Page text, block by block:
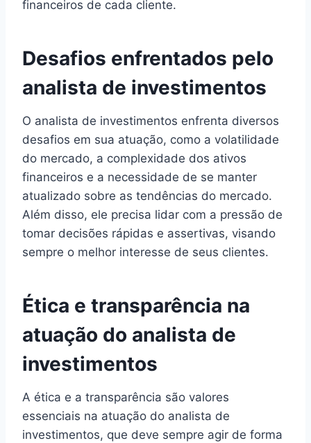
financeiros de cada cliente.
Desafios enfrentados pelo
analista de investimentos
O analista de investimentos enfrenta diversos
desafios em sua atuação, como a volatilidade
do mercado, a complexidade dos ativos
financeiros e a necessidade de se manter
atualizado sobre as tendências do mercado.
Além disso, ele precisa lidar com a pressão de
tomar decisões rápidas e assertivas, visando
sempre o melhor interesse de seus clientes.
Ética e transparência na
atuação do analista de
investimentos
A ética e a transparência são valores
essenciais na atuação do analista de
investimentos, que deve sempre agir de forma